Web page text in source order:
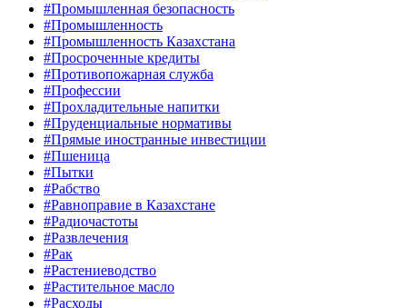
#Промышленная безопасность
#Промышленность
#Промышленность Казахстана
#Просроченные кредиты
#Противопожарная служба
#Профессии
#Прохладительные напитки
#Пруденциальные нормативы
#Прямые иностранные инвестиции
#Пшеница
#Пытки
#Рабство
#Равноправие в Казахстане
#Радиочастоты
#Развлечения
#Рак
#Растениеводство
#Растительное масло
#Расходы